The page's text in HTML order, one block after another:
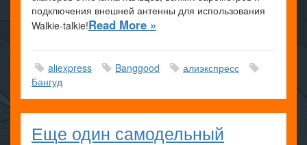
подключения внешней антенны для использования
Walkie-talkie!Read More »
aliexpress Banggood
алиэкспресс
Бангуд
Еще один самодельный